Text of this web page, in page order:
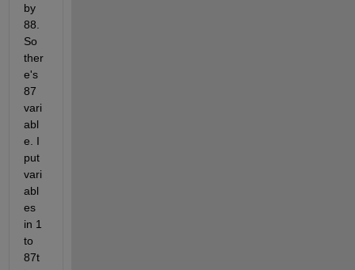
by
88.
So
ther
e's
87
vari
abl
e. I
put
vari
abl
es
in 1
to
87t